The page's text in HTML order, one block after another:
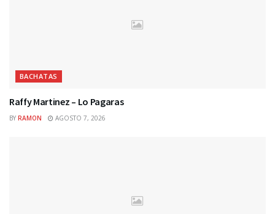
BACHATAS
Raffy Martinez – Lo Pagaras
BY RAMON AGOSTO 7, 2026